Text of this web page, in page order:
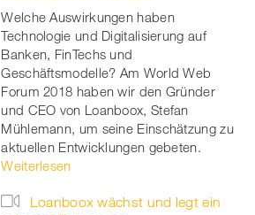
Welche Auswirkungen haben
Technologie und Digitalisierung auf
Banken, FinTechs und
Geschäftsmodelle? Am World Web
Forum 2018 haben wir den Gründer
und CEO von Loanboox, Stefan
Mühlemann, um seine Einschätzung zu
aktuellen Entwicklungen gebeten.
Weiterlesen
Loanboox wächst und legt ein